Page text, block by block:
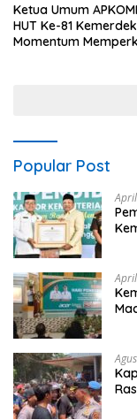
Ketua Umum
HUT Ke-81
Momentum
Popular Post